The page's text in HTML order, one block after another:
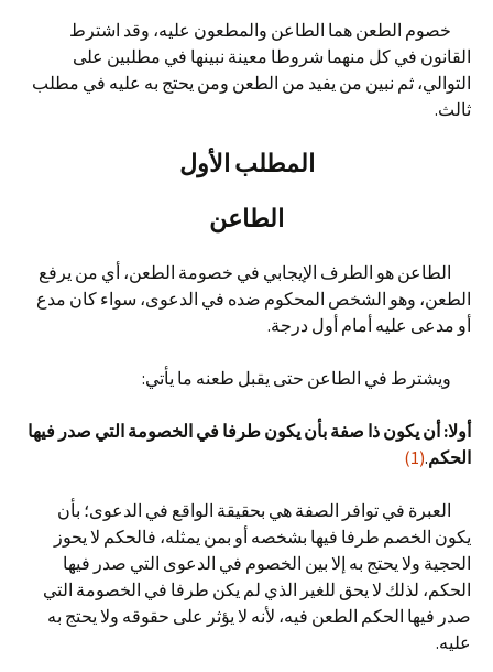
خصوم الطعن هما الطاعن والمطعون عليه، وقد اشترط
القانون في كل منهما شروطا معينة نبينها في مطلبين على
التوالي، ثم نبين من يفيد من الطعن ومن يحتج به عليه في مطلب
ثالث.
المطلب الأول
الطاعن
الطاعن هو الطرف الإيجابي في خصومة الطعن، أي من يرفع
الطعن، وهو الشخص المحكوم ضده في الدعوى، سواء كان مدع
أو مدعى عليه أمام أول درجة.
ويشترط في الطاعن حتى يقبل طعنه ما يأتي:
أولا: أن يكون ذا صفة بأن يكون طرفا في الخصومة التي صدر فيها
الحكم.
(1)
العبرة في توافر الصفة هي بحقيقة الواقع في الدعوى؛ بأن
يكون الخصم طرفا فيها بشخصه أو بمن يمثله، فالحكم لا يحوز
الحجية ولا يحتج به إلا بين الخصوم في الدعوى التي صدر فيها
الحكم، لذلك لا يحق للغير الذي لم يكن طرفا في الخصومة التي
صدر فيها الحكم الطعن فيه، لأنه لا يؤثر على حقوقه ولا يحتج به
عليه.